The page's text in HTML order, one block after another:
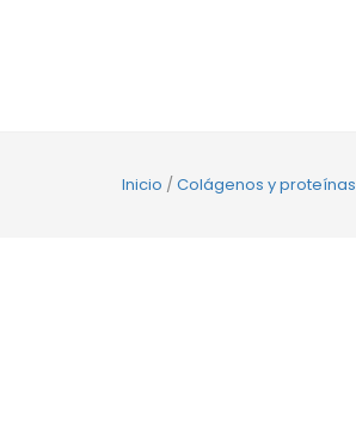
Inicio /Colágenos y proteínas